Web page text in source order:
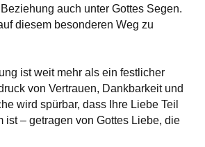
auch unter Gottes Segen.
diesem besonderen Weg zu
ist weit mehr als ein festlicher
von Vertrauen, Dankbarkeit und
wird spürbar, dass Ihre Liebe Teil
ist – getragen von Gottes Liebe, die